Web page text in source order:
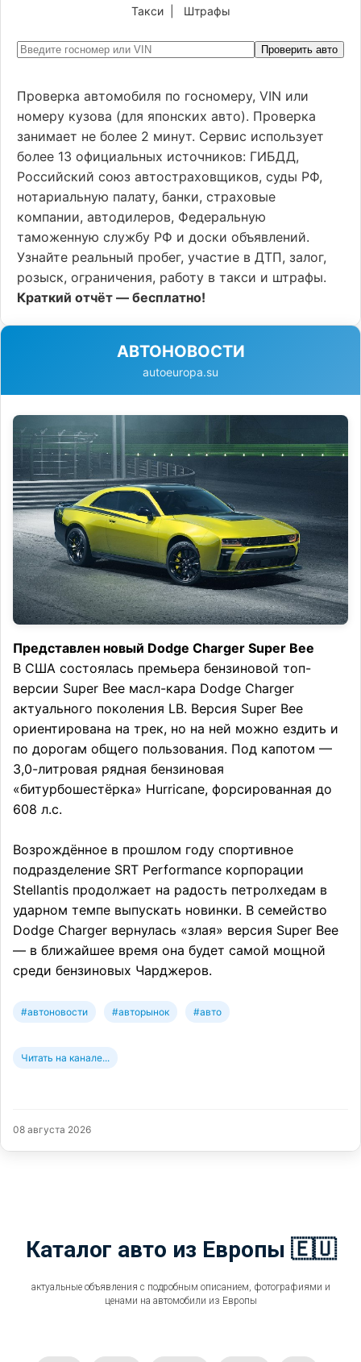
Такси| Штрафы
Проверить авто
Проверка автомобиля по госномеру, VIN или
номеру кузова (для японских авто). Проверка
занимает не более 2 минут. Сервис использует
более 13 официальных источников: ГИБДД,
Российский союз автостраховщиков, суды РФ,
нотариальную палату, банки, страховые
компании, автодилеров, Федеральную
таможенную службу РФ и доски объявлений.
Узнайте реальный пробег, участие в ДТП, залог,
розыск, ограничения, работу в такси и штрафы.
Краткий отчёт — бесплатно!
АВТОНОВОСТИ
autoeuropa.su
Представлен новый Dodge Charger Super Bee
В США состоялась премьера бензиновой топ-
версии Super Bee масл-кара Dodge Charger
актуального поколения LB. Версия Super Bee
ориентирована на трек, но на ней можно ездить и
по дорогам общего пользования. Под капотом —
3,0-литровая рядная бензиновая
«битурбошестёрка» Hurricane, форсированная до
608 л.с.
Возрождённое в прошлом году спортивное
подразделение SRT Performance корпорации
Stellantis продолжает на радость петролхедам в
ударном темпе выпускать новинки. В семейство
Dodge Charger вернулась «злая» версия Super Bee
— в ближайшее время она будет самой мощной
среди бензиновых Чарджеров.
#автоновости #авторынок #авто
Читать на канале...
08 августа 2026
Каталог авто из Европы 🇪🇺
актуальные объявления с подробным описанием, фотографиями и
ценами на автомобили из Европы